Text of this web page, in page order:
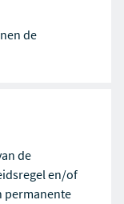
de
de
en/of
permanente